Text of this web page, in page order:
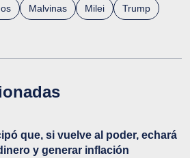
Malvinas Milei Trump
que, si vuelve al poder, echará
y generar inflación